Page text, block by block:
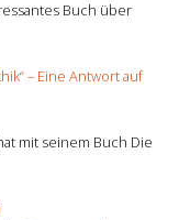
Buch über
– Eine Antwort auf
mit seinem Buch Die